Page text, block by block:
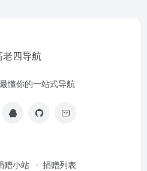
懂你的一站式导航
赠小站 捐赠列表